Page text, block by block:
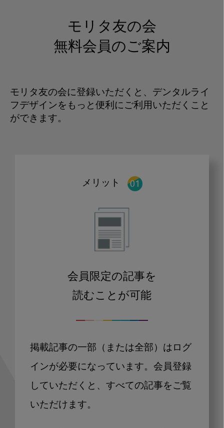
モリタ友の会
無料会員のご案内
モリタ友の会に登録いただくと、デンタルライ
フデザインをもっと便利にご利用いただくこと
ができます。
メリット
会員限定の記事を
読むことが可能
掲載記事の一部（または全部）はログ
インが必要になっています。会員登録
していただくと、すべての記事をご覧
いただけます。